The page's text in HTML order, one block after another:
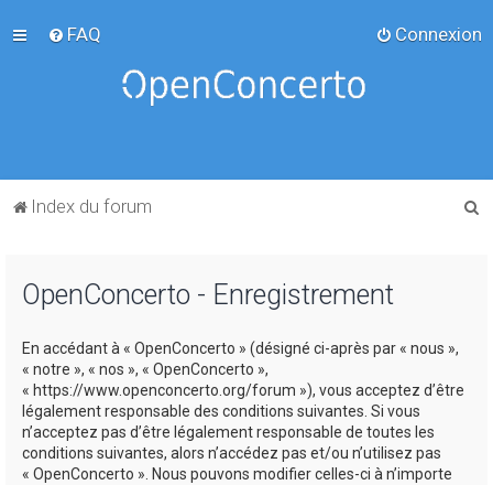
FAQ Connexion
Index du forum
OpenConcerto - Enregistrement
En accédant à « OpenConcerto » (désigné ci-après par « nous »,
« notre », « nos », « OpenConcerto »,
« https://www.openconcerto.org/forum »), vous acceptez d’être
légalement responsable des conditions suivantes. Si vous
n’acceptez pas d’être légalement responsable de toutes les
conditions suivantes, alors n’accédez pas et/ou n’utilisez pas
« OpenConcerto ». Nous pouvons modifier celles-ci à n’importe